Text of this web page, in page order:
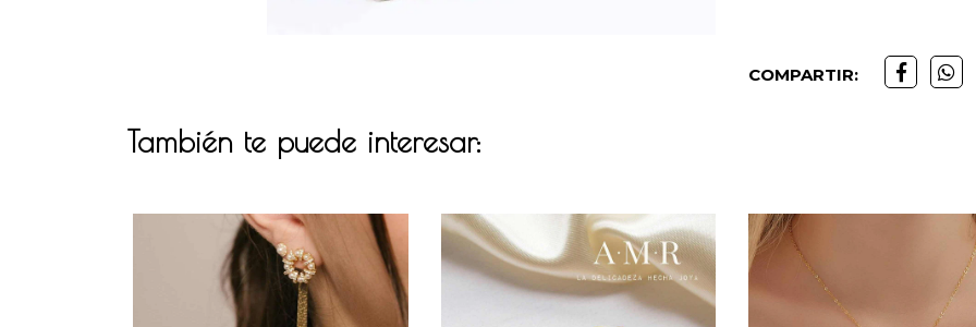
COMPARTIR:
También te puede interesar: